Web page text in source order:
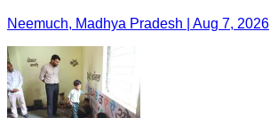
Neemuch, Madhya Pradesh | Aug 7, 2026